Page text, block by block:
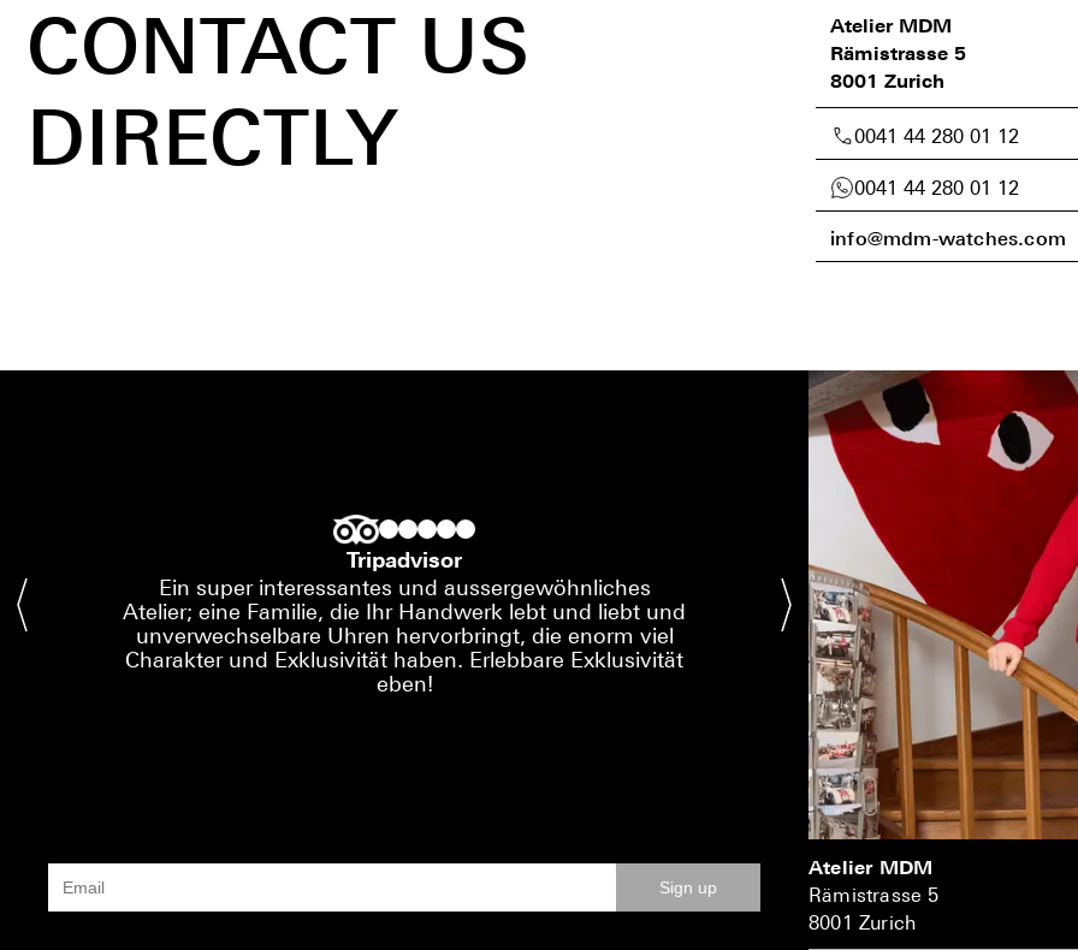
CONTACT US
DIRECTLY
Atelier MDM
Rämistrasse 5
8001 Zurich
0041 44 280 01 12
0041 44 280 01 12
info@mdm-watches.com
Tripadvisor
Ein super interessantes und aussergewöhnliches
Atelier; eine Familie, die Ihr Handwerk lebt und liebt und
unverwechselbare Uhren hervorbringt, die enorm viel
Charakter und Exklusivität haben. Erlebbare Exklusivität
eben!
Sign up
Atelier MDM
Rämistrasse 5
8001 Zurich